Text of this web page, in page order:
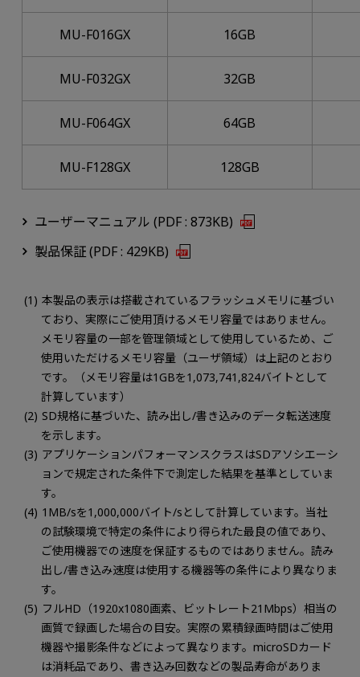
MU-F016GX 16GB
MU-F032GX 32GB
MU-F064GX 64GB
MU-F128GX 128GB
ユーザーマニュアル (PDF : 873KB)
製品保証 (PDF : 429KB)
本製品の表示は搭載されているフラッシュメモリに基づい
ており、実際にご使用頂けるメモリ容量ではありません。
メモリ容量の一部を管理領域として使用しているため、ご
使用いただけるメモリ容量（ユーザ領域）は上記のとおり
です。（メモリ容量は1GBを1,073,741,824バイトとして
計算しています）
SD規格に基づいた、読み出し/書き込みのデータ転送速度
を示します。
アプリケーションパフォーマンスクラスはSDアソシエーシ
ョンで規定された条件下で測定した結果を基準としていま
す。
1MB/sを1,000,000バイト/sとして計算しています。当社
の試験環境で特定の条件により得られた最良の値であり、
ご使用機器での速度を保証するものではありません。読み
出し/書き込み速度は使用する機器等の条件により異なりま
す。
フルHD（1920x1080画素、ビットレート21Mbps）相当の
画質で録画した場合の目安。実際の累積録画時間はご使用
機器や撮影条件などによって異なります。microSDカード
は消耗品であり、書き込み回数などの製品寿命がありま